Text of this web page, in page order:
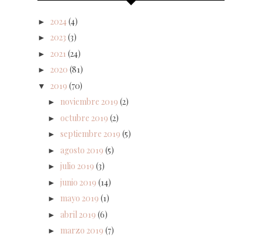
► 2024(4)
► 2023 (3)
► 2021 (24)
► 2020 (81)
▼ 2019 (70)
► noviembre 2019 (2)
► octubre 2019 (2)
► septiembre 2019 (5)
► agosto 2019 (5)
► julio 2019 (3)
► junio 2019 (14)
► mayo 2019 (1)
► abril 2019 (6)
► marzo 2019 (7)